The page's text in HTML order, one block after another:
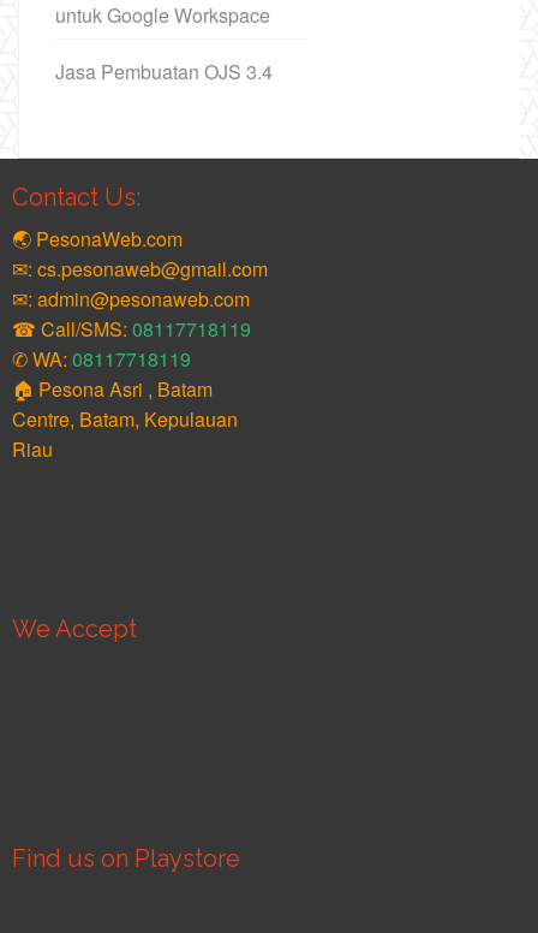
untuk Google Workspace
Jasa Pembuatan OJS 3.4
Contact Us:
🌏 PesonaWeb.com
✉: cs.pesonaweb@gmail.com
✉: admin@pesonaweb.com
☎ Call/SMS: 08117718119
✆ WA: 08117718119
🏠 Pesona Asri , Batam
Centre, Batam, Kepulauan
Riau
We Accept
Find us on Playstore